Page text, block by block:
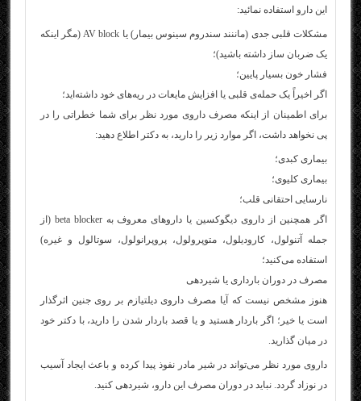
این دارو استفاده نمائید:
مشکلات قلبی جدی (ماننند سندروم سینوس بیمار) یا AV block (مگر اینکه
یک ضربان ساز داشته باشید)؛
فشار خون بسیار پایین؛
اگر اخیراً یک حمله‌ی قلبی یا افزایش مایعات در ریه‌های خود داشته‌اید؛
برای اطمینان از اینکه مصرف داروی مورد نظر برای شما خطراتی را در
پی نخواهد داشت، اگر موارد زیر را دارید، به دکتر اطلاع دهید:
بیماری کبدی؛
بیماری کلیوی؛
نارسایی احتقانی قلب؛
اگر همچنین از داروی دیگوکسین یا داروهای معروف به beta blocker (از
جمله آتنولول، کارودیلول، متوپرولول، پروپرانولول، سوتالول و غیره)
استفاده می‌کنید؛
مصرف در دوران بارداری یا شیردهی
هنوز مشخص نیست که آیا مصرف داروی دیلتیازم بر روی جنین اثرگذار
است یا خیر؛ اگر باردار هستید و یا قصد باردار شدن را دارید، با دکتر خود
در میان گذارید.
داروی مورد نظر می‌تواند در شیر مادر نفوذ پیدا کرده و باعث ایجاد آسیب
در نوزاد گردد. نباید در دوران مصرف این دارو، شیردهی کنید.